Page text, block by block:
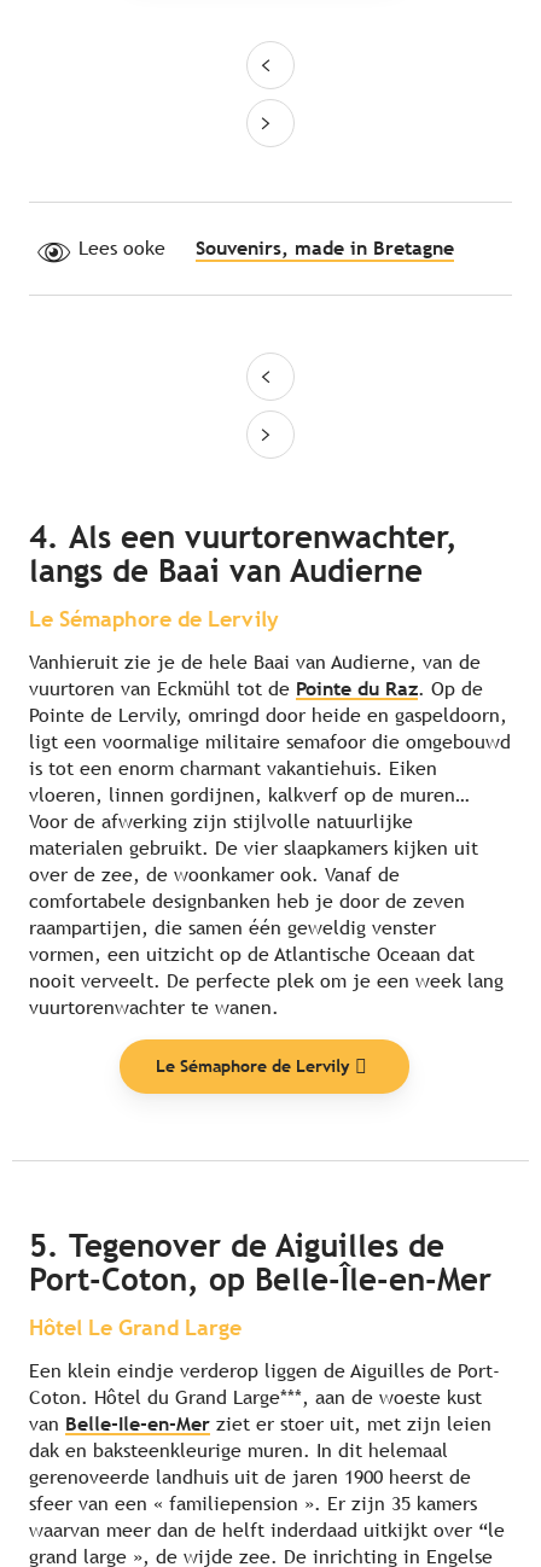
Lees ooke Souvenirs, made in Bretagne
4. Als een vuurtorenwachter,
langs de Baai van Audierne
Le Sémaphore de Lervily
Vanhieruit zie je de hele Baai van Audierne, van de
vuurtoren van Eckmühl tot de Pointe du Raz. Op de
Pointe de Lervily, omringd door heide en gaspeldoorn,
ligt een voormalige militaire semafoor die omgebouwd
is tot een enorm charmant vakantiehuis. Eiken
vloeren, linnen gordijnen, kalkverf op de muren…
Voor de afwerking zijn stijlvolle natuurlijke
materialen gebruikt. De vier slaapkamers kijken uit
over de zee, de woonkamer ook. Vanaf de
comfortabele designbanken heb je door de zeven
raampartijen, die samen één geweldig venster
vormen, een uitzicht op de Atlantische Oceaan dat
nooit verveelt. De perfecte plek om je een week lang
vuurtorenwachter te wanen.
Le Sémaphore de Lervily
5. Tegenover de Aiguilles de
Port-Coton, op Belle-Île-en-Mer
Hôtel Le Grand Large
Een klein eindje verderop liggen de Aiguilles de Port-
Coton. Hôtel du Grand Large***, aan de woeste kust
van Belle-Ile-en-Mer ziet er stoer uit, met zijn leien
dak en baksteenkleurige muren. In dit helemaal
gerenoveerde landhuis uit de jaren 1900 heerst de
sfeer van een « familiepension ». Er zijn 35 kamers
waarvan meer dan de helft inderdaad uitkijkt over “le
grand large », de wijde zee. De inrichting in Engelse